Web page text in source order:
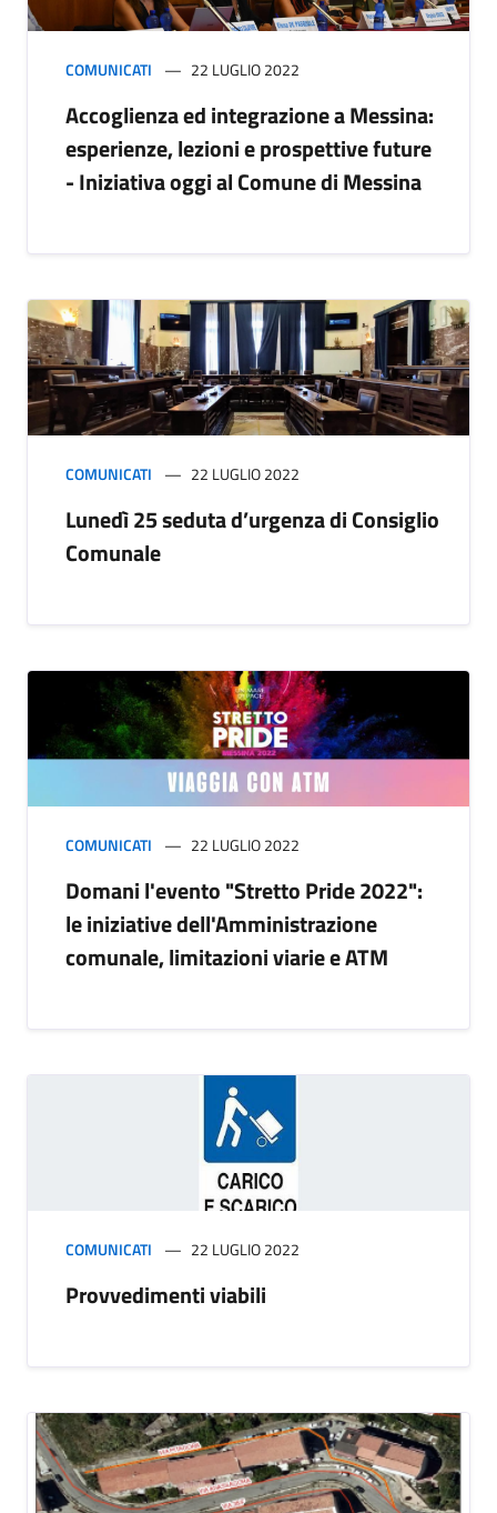
COMUNICATI 22 LUGLIO 2022
Accoglienza ed integrazione a Messina:
esperienze, lezioni e prospettive future
- Iniziativa oggi al Comune di Messina
COMUNICATI 22 LUGLIO 2022
Lunedì 25 seduta d’urgenza di Consiglio
Comunale
COMUNICATI 22 LUGLIO 2022
Domani l'evento "Stretto Pride 2022":
le iniziative dell'Amministrazione
comunale, limitazioni viarie e ATM
COMUNICATI 22 LUGLIO 2022
Provvedimenti viabili